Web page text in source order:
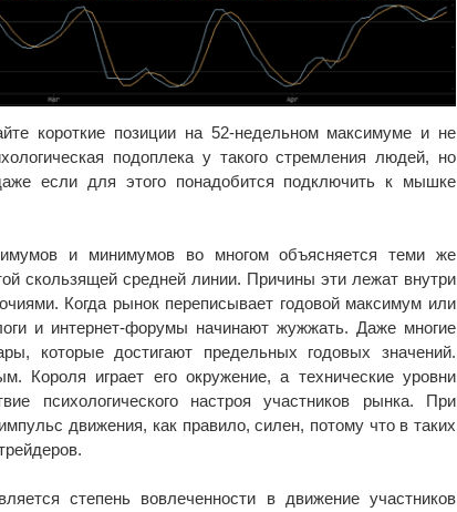
короткие позиции на 52-недельном максимуме и не
подоплека у такого стремления людей, но
если для этого понадобится подключить к мышке
и минимумов во многом объясняется теми же
скользящей средней линии. Причины эти лежат внутри
Когда рынок переписывает годовой максимум или
и интернет-форумы начинают жужжать. Даже многие
которые достигают предельных годовых значений.
Короля играет его окружение, а технические уровни
психологического настроя участников рынка. При
движения, как правило, силен, потому что в таких
степень вовлеченности в движение участников